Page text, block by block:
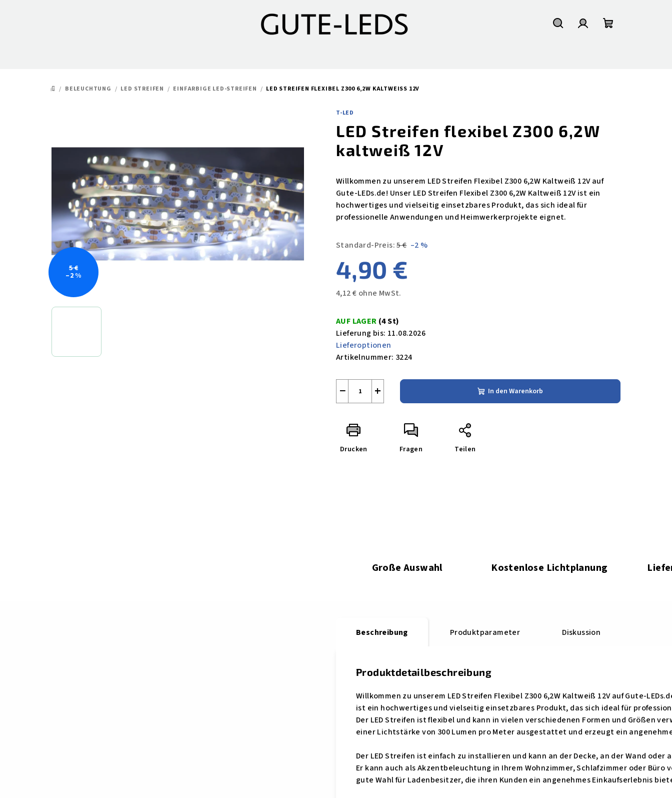
STARTSEITE
/ BELEUCHTUNG / LED STREIFEN / EINFARBIGE LED-STREIFEN / LED STREIFEN FLEXIBEL Z300 6,2W KALTWEISS 12V
T-LED
LED Streifen flexibel Z300 6,2W
kaltweiß 12V
Willkommen zu unserem LED Streifen Flexibel Z300 6,2W Kaltweiß 12V auf
Gute-LEDs.de! Unser LED Streifen Flexibel Z300 6,2W Kaltweiß 12V ist ein
hochwertiges und vielseitig einsetzbares Produkt, das sich ideal für
professionelle Anwendungen und Heimwerkerprojekte eignet.
Standard-Preis: 5 € –2 %
4,90 €
4,12 € ohne MwSt.
AUF LAGER (4 St)
Lieferung bis: 11.08.2026
Lieferoptionen
Artikelnummer: 3224
+
− In den Warenkorb
Drucken Fragen Teilen
5 €
–2 %
Große Auswahl Kostenlose Lichtplanung
Beschreibung Produktparameter Diskussion
Produktdetailbeschreibung
Willkommen zu unserem LED Streifen Flexibel Z300 6,2W Kaltweiß 12V auf Gute-
ist ein hochwertiges und vielseitig einsetzbares Produkt, das sich ideal für
Der LED Streifen ist flexibel und kann in vielen verschiedenen Formen und Größen
einer Lichtstärke von 300 Lumen pro Meter ausgestattet und erzeugt ein
Der LED Streifen ist einfach zu installieren und kann an der Decke, an der Wand
Er kann auch als Akzentbeleuchtung in Ihrem Wohnzimmer, Schlafzimmer oder Büro
gute Wahl für Ladenbesitzer, die ihren Kunden ein angenehmes Einkaufserlebnis